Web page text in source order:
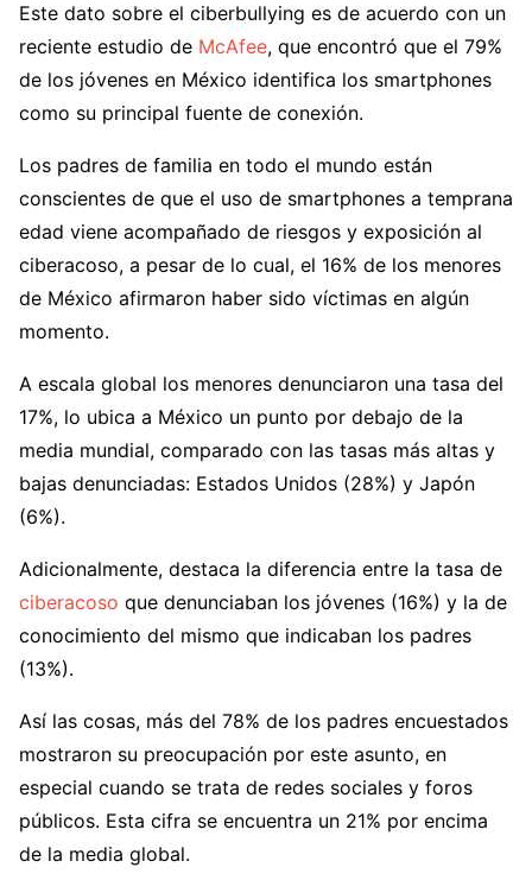
Este dato sobre el ciberbullying es de acuerdo con un
reciente estudio de McAfee, que encontró que el 79%
de los jóvenes en México identifica los smartphones
como su principal fuente de conexión.
Los padres de familia en todo el mundo están
conscientes de que el uso de smartphones a temprana
edad viene acompañado de riesgos y exposición al
ciberacoso, a pesar de lo cual, el 16% de los menores
de México afirmaron haber sido víctimas en algún
momento.
A escala global los menores denunciaron una tasa del
17%, lo ubica a México un punto por debajo de la
media mundial, comparado con las tasas más altas y
bajas denunciadas: Estados Unidos (28%) y Japón
(6%).
Adicionalmente, destaca la diferencia entre la tasa de
ciberacoso que denunciaban los jóvenes (16%) y la de
conocimiento del mismo que indicaban los padres
(13%).
Así las cosas, más del 78% de los padres encuestados
mostraron su preocupación por este asunto, en
especial cuando se trata de redes sociales y foros
públicos. Esta cifra se encuentra un 21% por encima
de la media global.